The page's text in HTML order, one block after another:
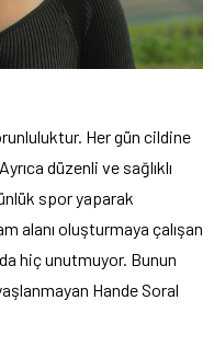
Her gün cildine
düzenli ve sağlıklı
spor yaparak
alanı oluşturmaya çalışan
hiç unutmuyor. Bunun
Hande Soral